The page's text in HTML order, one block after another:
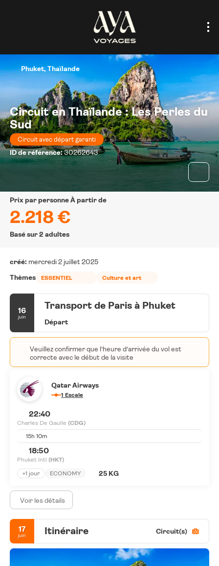
Circuit en Thaïlande : Les Perles du
Sud
Circuit avec départ garanti
ID de référence:30262643
Phuket, Thaïlande
prix par personne À partir de
2.218 €
Basé sur 2 adultes
créé: mercredi 2 juillet 2025
Thèmes
ESSENTIEL Culture et art
16
juin
Transport de Paris à Phuket
Départ
Veuillez confirmer que l’heure d’arrivée du vol est
correcte avec le début de la visite
Qatar Airways
1 Escale
22:40
Charles De Gaulle (CDG)
15h 10m
18:50
Phuket Intl (HKT)
+1 jour
ECONOMY 25 KG
Voir les détails
17
juin Itinéraire Circuit(s)